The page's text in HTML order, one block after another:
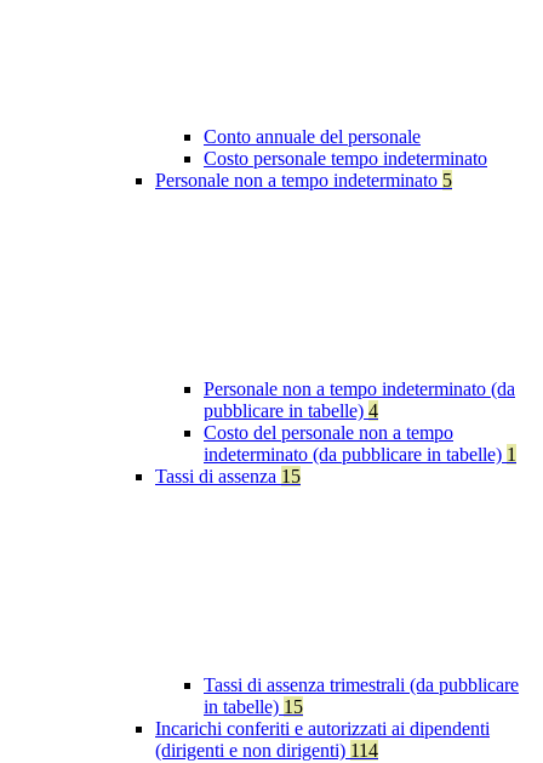
Conto annuale del personale
Costo personale tempo indeterminato
Personale non a tempo indeterminato 5
Personale non a tempo indeterminato (da
pubblicare in tabelle) 4
Costo del personale non a tempo
indeterminato (da pubblicare in tabelle) 1
Tassi di assenza 15
Tassi di assenza trimestrali (da pubblicare
in tabelle) 15
Incarichi conferiti e autorizzati ai dipendenti
(dirigenti e non dirigenti) 114